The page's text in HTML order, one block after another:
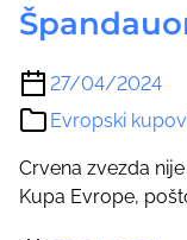
27/04/2024
Evropski
Crvena zvezda
Kupa Evrope,